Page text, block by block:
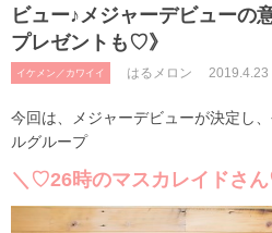
ビュー♪メジャーデビューの
プレゼントも♡》
イケメン／カワイイ はるメロン 2019.4.23
今回は、メジャーデビューが決定し
ルグループ
＼♡26時のマスカレイドさ